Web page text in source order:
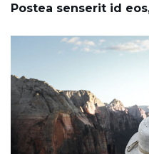
Postea senserit id